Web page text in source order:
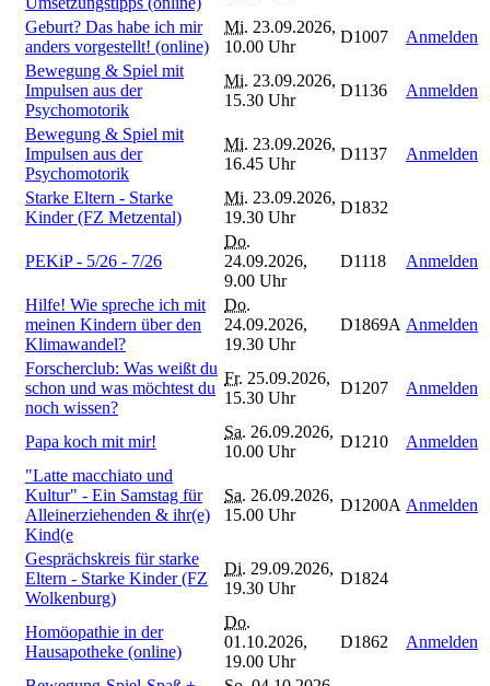
Geburt? Das habe ich mir
anders vorgestellt! (online)
Mi. 23.09.2026,
10.00 Uhr
D1007
Anmelden
Bewegung & Spiel mit
Impulsen aus der
Psychomotorik
Mi. 23.09.2026,
15.30 Uhr
D1136 Anmelden
Bewegung & Spiel mit
Impulsen aus der
Psychomotorik
Mi. 23.09.2026,
16.45 Uhr
D1137 Anmelden
Starke Eltern - Starke
Kinder (FZ Metzental)
Mi. 23.09.2026,
19.30 Uhr
D1832
PEKiP - 5/26 - 7/26
Do.
24.09.2026,
9.00 Uhr
D1118 Anmelden
Hilfe! Wie spreche ich mit
meinen Kindern über den
Klimawandel?
Do.
24.09.2026,
19.30 Uhr
D1869A Anmelden
Forscherclub: Was weißt du
schon und was möchtest du
noch wissen?
Fr. 25.09.2026,
15.30 Uhr
D1207 Anmelden
Papa koch mit mir!
Sa. 26.09.2026,
10.00 Uhr
D1210
Anmelden
"Latte macchiato und
Kultur" - Ein Samstag für
Alleinerziehenden & ihr(e)
Kind(e
Sa. 26.09.2026,
15.00 Uhr
D1200A Anmelden
Gesprächskreis für starke
Eltern - Starke Kinder (FZ
Wolkenburg)
Di. 29.09.2026,
19.30 Uhr
D1824
Homöopathie in der
Hausapotheke (online)
Do.
01.10.2026,
19.00 Uhr
D1862 Anmelden